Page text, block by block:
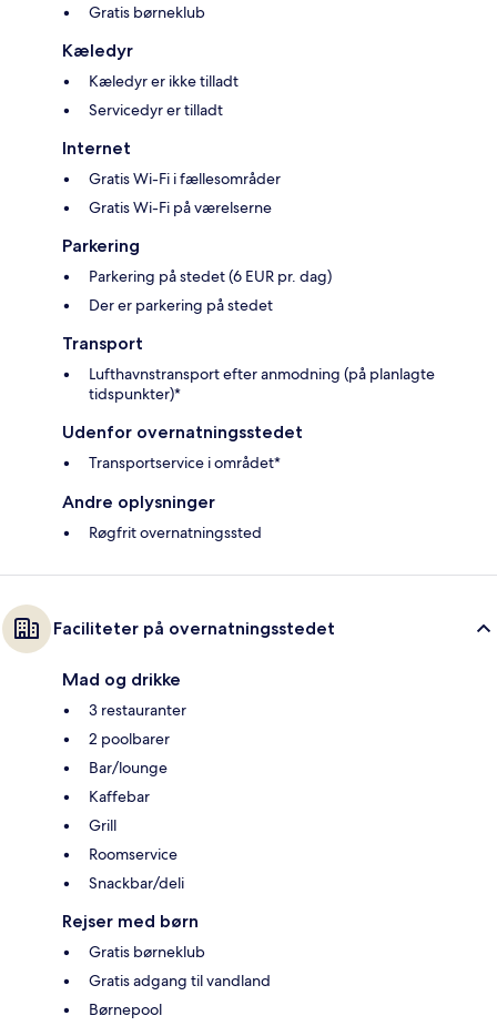
Gratis børneklub
Kæledyr
Kæledyr er ikke tilladt
Servicedyr er tilladt
Internet
Gratis Wi-Fi i fællesområder
Gratis Wi-Fi på værelserne
Parkering
Parkering på stedet (6 EUR pr. dag)
Der er parkering på stedet
Transport
Lufthavnstransport efter anmodning (på planlagte
tidspunkter)*
Udenfor overnatningsstedet
Transportservice i området*
Andre oplysninger
Røgfrit overnatningssted
Faciliteter på overnatningsstedet
Mad og drikke
3 restauranter
2 poolbarer
Bar/lounge
Kaffebar
Grill
Roomservice
Snackbar/deli
Rejser med børn
Gratis børneklub
Gratis adgang til vandland
Børnepool